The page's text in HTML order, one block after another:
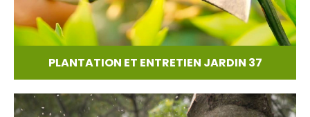
PLANTATION ET ENTRETIEN JARDIN 37